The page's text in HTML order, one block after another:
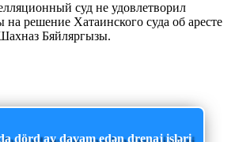
суд не удовлетворил
на решение Хатаинского суда об аресте
Бяйляргызы.
dörd ay davam edən drenaj işləri